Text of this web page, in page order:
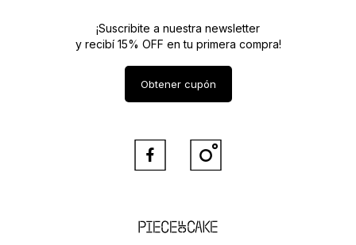
Piece of Cake
¡Suscribite a nuestra newsletter
y recibí 15% OFF en tu primera compra!
Obtener cupón
 